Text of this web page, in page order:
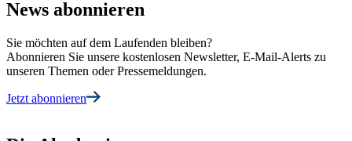
News abonnieren
Sie möchten auf dem Laufenden bleiben?
Abonnieren Sie unsere kostenlosen Newsletter, E-Mail-Alerts zu
unseren Themen oder Pressemeldungen.
Jetzt abonnieren